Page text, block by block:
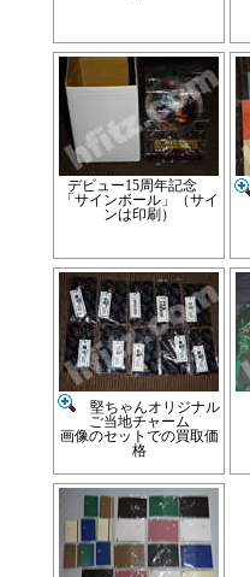
デビュー15周年記念
「サインボール」（サイ
ンは印刷）
堅ちゃんオリジナル
ご当地チャーム
画像のセットでの買取価
格